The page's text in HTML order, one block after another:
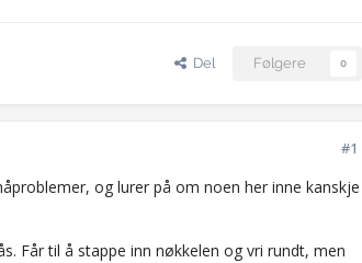
Del Følgere 0
#1
og lurer på om noen her inne kanskje
Får til å stappe inn nøkkelen og vri rundt, men